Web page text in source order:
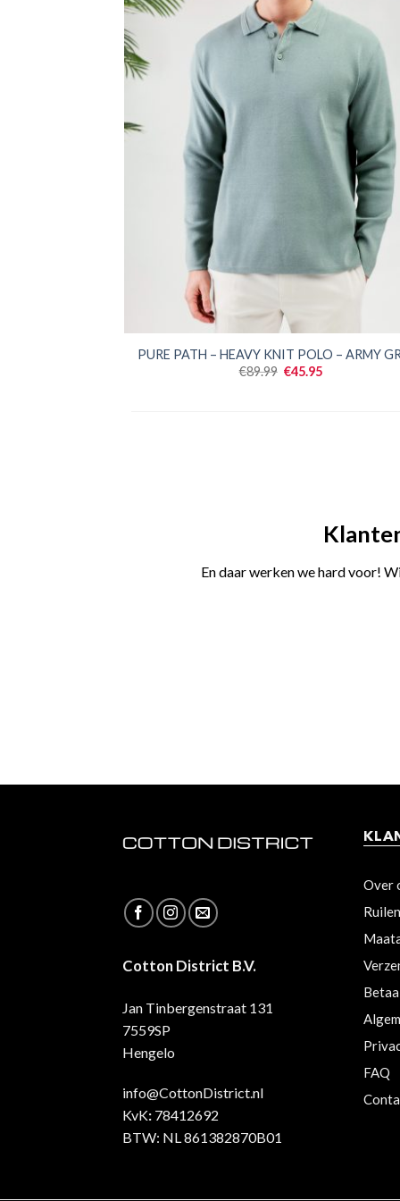
PURE PATH – HEAVY KNIT POLO – ARMY
€89.99 Oorspronkelijke
€45.95Huidige
En daar werken we hard voor!
Cotton District B.V.
Jan Tinbergenstraat 131
7559SP
Hengelo
info@CottonDistrict.nl
KvK: 78412692
BTW: NL 861382870B01
Over
FAQ